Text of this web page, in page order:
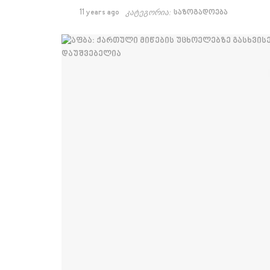
11 years ago კატეგორია: საზოგადოება